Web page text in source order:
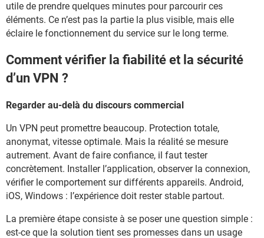
utile de prendre quelques minutes pour parcourir ces
éléments. Ce n’est pas la partie la plus visible, mais elle
éclaire le fonctionnement du service sur le long terme.
Comment vérifier la fiabilité et la sécurité
d’un VPN ?
Regarder au-delà du discours commercial
Un VPN peut promettre beaucoup. Protection totale,
anonymat, vitesse optimale. Mais la réalité se mesure
autrement. Avant de faire confiance, il faut tester
concrètement. Installer l’application, observer la connexion,
vérifier le comportement sur différents appareils. Android,
iOS, Windows : l’expérience doit rester stable partout.
La première étape consiste à se poser une question simple :
est-ce que la solution tient ses promesses dans un usage